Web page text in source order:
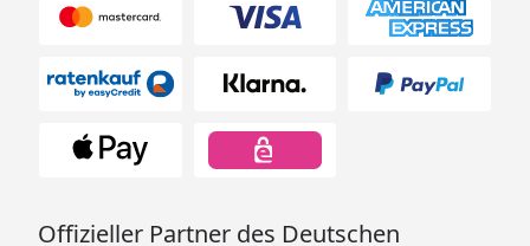
Offizieller Partner des Deutschen